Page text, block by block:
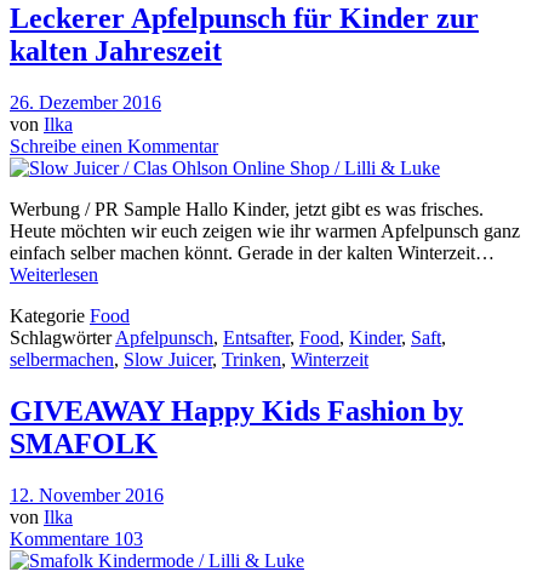
Leckerer Apfelpunsch für Kinder zur
kalten Jahreszeit
26. Dezember 2016
von Ilka
Schreibe einen Kommentar
Werbung / PR Sample Hallo Kinder, jetzt gibt es was frisches.
Heute möchten wir euch zeigen wie ihr warmen Apfelpunsch ganz
einfach selber machen könnt. Gerade in der kalten Winterzeit…
Weiterlesen
Kategorie Food
SchlagwörterApfelpunsch, Entsafter, Food, Kinder, Saft,
selbermachen, Slow Juicer, Trinken, Winterzeit
GIVEAWAY Happy Kids Fashion by
SMAFOLK
12. November 2016
von Ilka
Kommentare 103